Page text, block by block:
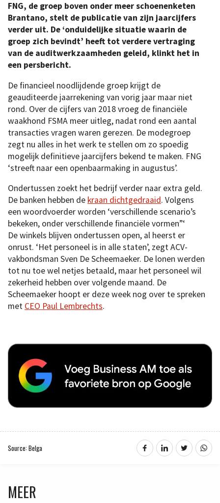
FNG, de groep boven onder meer schoenenketen
Brantano, stelt de publicatie van zijn jaarcijfers
verder uit. De ‘onduidelijke situatie waarin de
groep zich bevindt’ heeft tot verdere vertraging
van de auditwerkzaamheden geleid, klinkt het in
een persbericht.
De financieel noodlijdende groep krijgt de
geauditeerde jaarrekening van vorig jaar maar niet
rond. Over de cijfers van 2018 vroeg de financiële
waakhond FSMA meer uitleg, nadat rond een aantal
transacties vragen waren gerezen. De modegroep
zegt nu alles in het werk te stellen om zo spoedig
mogelijk definitieve jaarcijfers bekend te maken. FNG
‘streeft naar een openbaarmaking in augustus’.
Ondertussen zoekt het bedrijf verder naar extra geld.
De banken hebben de kraan dichtgedraaid. Volgens
een woordvoerder worden ‘verschillende scenario’s
bekeken, onder verschillende financiële vormen”‘
De winkels blijven ondertussen open, al heerst er
onrust. ‘Het personeel is in alle staten’, zegt ACV-
vakbondsman Sven De Scheemaeker. De lonen werden
tot nu toe wel netjes betaald, maar het personeel wil
zekerheid hebben over volgende maand. De
Scheemaeker hoopt er deze week nog over te spreken
met CEO Paul Lembrechts.
Source: Belga
MEER